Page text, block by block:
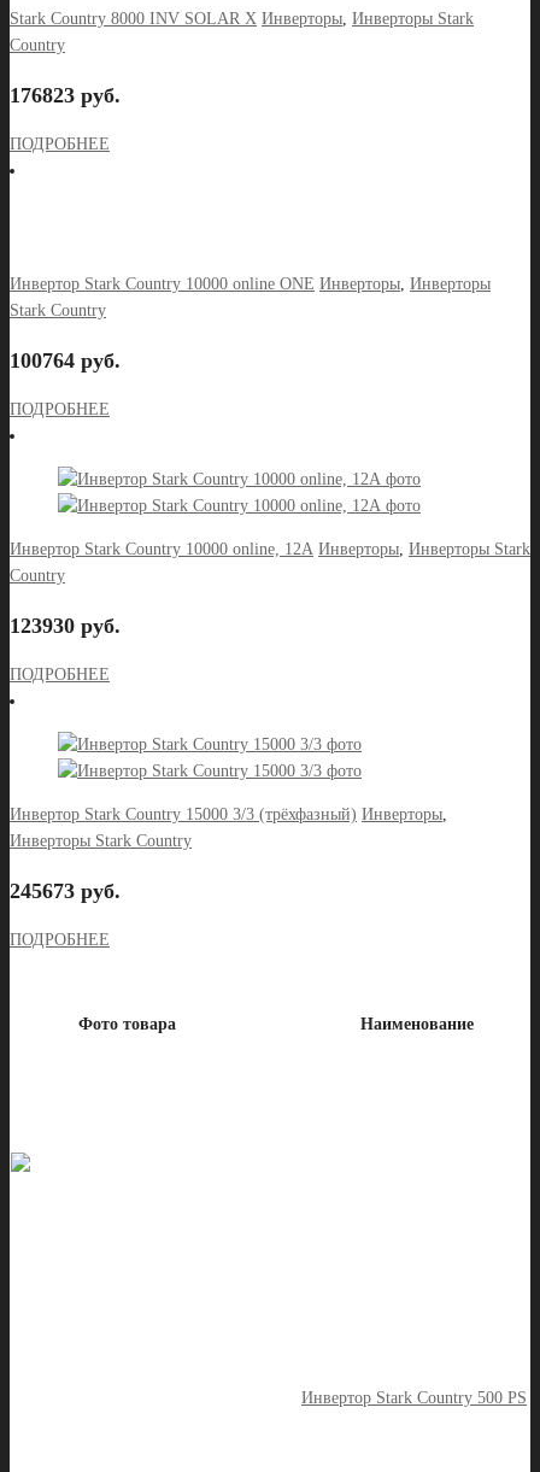
Stark Country 8000 INV SOLAR X Инверторы, Инверторы Stark
Country
176823 руб.
ПОДРОБНЕЕ
Инвертор Stark Country 10000 online ONE Инверторы, Инверторы
Stark Country
100764 руб.
ПОДРОБНЕЕ
Инвертор Stark Country 10000 online, 12А Инверторы Инверторы Stark
Country
123930 руб.
ПОДРОБНЕЕ
Инвертор Stark Country 15000 3/3 (трёхфазный) Инверторы
Инверторы Stark Country
245673 руб.
ПОДРОБНЕЕ
Фото товара Наименование
Инвертор Stark Country 500 PS